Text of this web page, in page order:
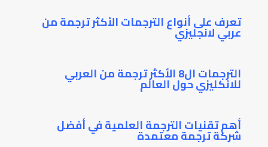
تعرف على أنواع الترجمات الأكثر ترجمة من
عربي لانجليزي
الترجمات ال8 الأكثر ترجمة من العربي
للانكليزي حول العالم
أهم تقنيات الترجمة العلمية في أفضل
شركة ترجمة معتمدة